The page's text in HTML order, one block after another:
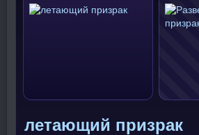
летающий призрак